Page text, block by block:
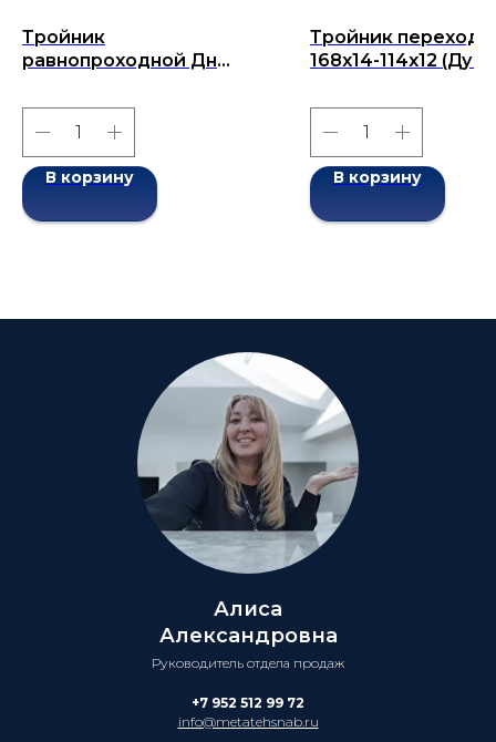
Тройник
равнопроходной Дн
бесшовный ГОСТ 17376-
2001
В корзину
Тройник
168x14-114x12 (Ду
2001
В корзину
Алиса
Александровна
Руководитель отдела продаж
+7 952 512 99 72
info@metatehsnab.ru